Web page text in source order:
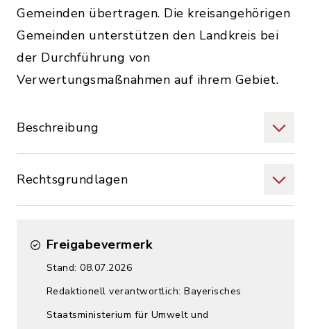
Gemeinden übertragen. Die kreisangehörigen
Gemeinden unterstützen den Landkreis bei
der Durchführung von
Verwertungsmaßnahmen auf ihrem Gebiet.
Beschreibung
Rechtsgrundlagen
Freigabevermerk
Stand: 08.07.2026
Redaktionell verantwortlich: Bayerisches
Staatsministerium für Umwelt und